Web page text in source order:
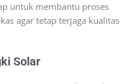
untuk membantu proses
agar tetap terjaga kualitas
Solar